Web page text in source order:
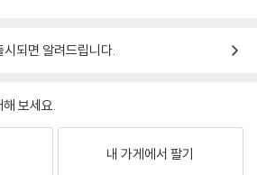
되면 알려드립니다.
보세요.
내 가게에서 팔기